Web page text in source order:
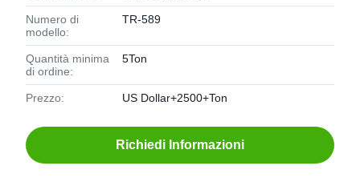
Numero di
modello:
TR-589
Quantità minima
di ordine:
5Ton
Prezzo: US Dollar+2500+Ton
Richiedi Informazioni